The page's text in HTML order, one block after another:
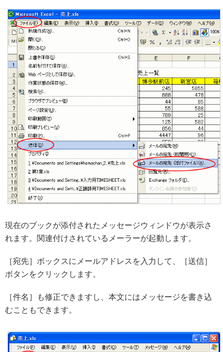
現在のブックが添付されたメッセージウィンドウが表示さ
れます。関連付けされているメーラーが起動します。
［宛先］ボックスにメールアドレスを入力して、［送信］
ボタンをクリックします。
［件名］も修正できますし、本文にはメッセージを書き込
むこともできます。